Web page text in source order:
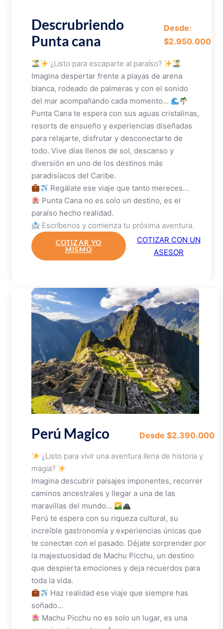
Descrubriendo
Punta cana
Desde:
$2.950.000
¿Listo para escaparte al paraíso?
Imagina despertar frente a playas de arena
blanca, rodeado de palmeras y con el sonido
del mar acompañando cada momento…
Punta Cana te espera con sus aguas cristalinas,
resorts de ensueño y experiencias diseñadas
para relajarte, disfrutar y desconectarte de
todo. Vive días llenos de sol, descanso y
diversión en uno de los destinos más
paradisíacos del Caribe.
Regálate ese viaje que tanto mereces…
Punta Cana no es solo un destino, es el
paraíso hecho realidad.
Escríbenos y comienza tu próxima aventura.
COTIZAR YO
MISMO
COTIZAR CON UN
ASESOR
Perú Magico Desde $2.390.000
¿Listo para vivir una aventura llena de historia y
magia?
Imagina descubrir paisajes imponentes, recorrer
caminos ancestrales y llegar a una de las
maravillas del mundo…
Perú te espera con su riqueza cultural, su
increíble gastronomía y experiencias únicas que
te conectan con el pasado. Déjate sorprender por
la majestuosidad de Machu Picchu, un destino
que despierta emociones y deja recuerdos para
toda la vida.
Haz realidad ese viaje que siempre has
soñado…
Machu Picchu no es solo un lugar, es una